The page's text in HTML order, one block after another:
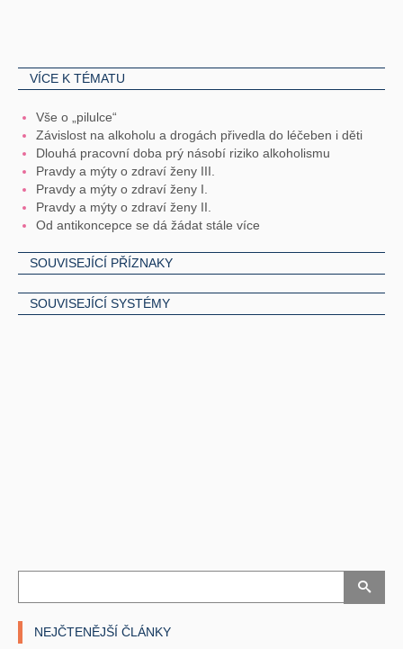
VÍCE K TÉMATU
Vše o „pilulce“
Závislost na alkoholu a drogách přivedla do léčeben i děti
Dlouhá pracovní doba prý násobí riziko alkoholismu
Pravdy a mýty o zdraví ženy III.
Pravdy a mýty o zdraví ženy I.
Pravdy a mýty o zdraví ženy II.
Od antikoncepce se dá žádat stále více
SOUVISEJÍCÍ PŘÍZNAKY
SOUVISEJÍCÍ SYSTÉMY
NEJČTENĚJŠÍ ČLÁNKY